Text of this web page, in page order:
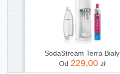
SodaStream Terra Biały
Od 229,00 zł